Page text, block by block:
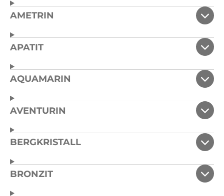
AMETRIN
APATIT
AQUAMARIN
AVENTURIN
BERGKRISTALL
BRONZIT